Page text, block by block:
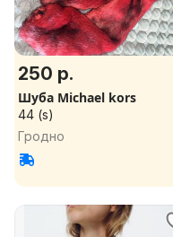
250 р.
Шуба Michael kors
44 (s)
Гродно